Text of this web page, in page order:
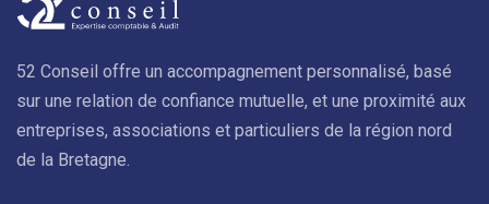
52 Conseil offre un accompagnement personnalisé, basé
sur une relation de confiance mutuelle, et une proximité aux
entreprises, associations et particuliers de la région nord
de la Bretagne.